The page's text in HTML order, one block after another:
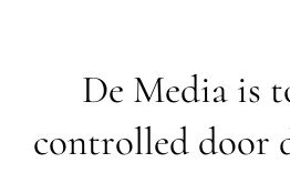
De Media is
controlled door